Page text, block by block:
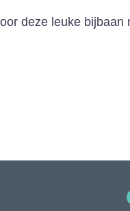
deze leuke bijbaan